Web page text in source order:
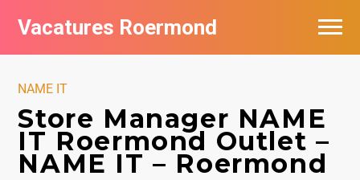
Vacatures Roermond
NAME IT
Store Manager NAME
IT Roermond Outlet –
NAME IT – Roermond
Vacatures per bedrijf in Roermond
Nieuwsbrief feed